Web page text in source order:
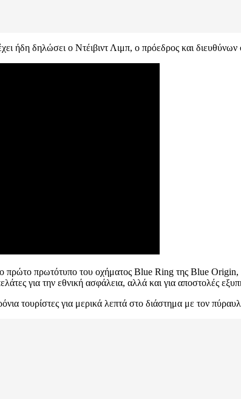
ήδη δηλώσει ο Ντέιβιντ Λιμπ, ο πρόεδρος και
πρωτότυπο του οχήματος Blue Ring της Blue Origin,
για την εθνική ασφάλεια, αλλά και για αποστολές
τουρίστες για μερικά λεπτά στο διάστημα με τον